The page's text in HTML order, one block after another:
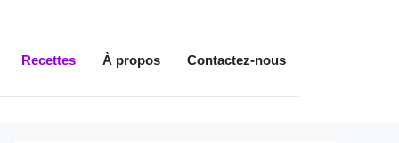
Recettes À propos Contactez-nous